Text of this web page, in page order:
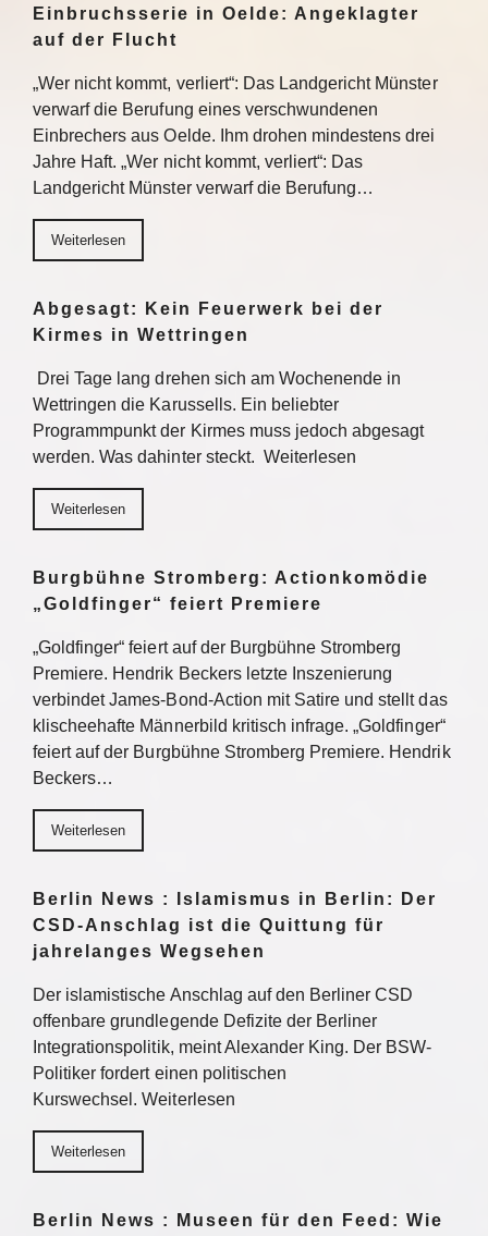
Einbruchsserie in Oelde: Angeklagter
auf der Flucht
„Wer nicht kommt, verliert“: Das Landgericht Münster
verwarf die Berufung eines verschwundenen
Einbrechers aus Oelde. Ihm drohen mindestens drei
Jahre Haft. „Wer nicht kommt, verliert“: Das
Landgericht Münster verwarf die Berufung…
Weiterlesen
Abgesagt: Kein Feuerwerk bei der
Kirmes in Wettringen
Drei Tage lang drehen sich am Wochenende in
Wettringen die Karussells. Ein beliebter
Programmpunkt der Kirmes muss jedoch abgesagt
werden. Was dahinter steckt. Weiterlesen
Weiterlesen
Burgbühne Stromberg: Actionkomödie
„Goldfinger“ feiert Premiere
„Goldfinger“ feiert auf der Burgbühne Stromberg
Premiere. Hendrik Beckers letzte Inszenierung
verbindet James-Bond-Action mit Satire und stellt das
klischeehafte Männerbild kritisch infrage. „Goldfinger“
feiert auf der Burgbühne Stromberg Premiere. Hendrik
Beckers…
Weiterlesen
Berlin News : Islamismus in Berlin: Der
CSD-Anschlag ist die Quittung für
jahrelanges Wegsehen
Der islamistische Anschlag auf den Berliner CSD
offenbare grundlegende Defizite der Berliner
Integrationspolitik, meint Alexander King. Der BSW-
Politiker fordert einen politischen
Kurswechsel. Weiterlesen
Weiterlesen
Berlin News : Museen für den Feed: Wie